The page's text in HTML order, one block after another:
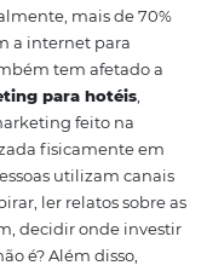
atualmente, mais
a internet
também tem
marketing para